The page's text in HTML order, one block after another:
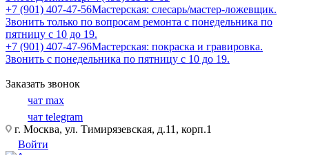
+7 (901) 407-47-56Мастерская: слесарь/мастер-ложевщик.
Звонить только по вопросам ремонта с понедельника по
пятницу с 10 до 19.
+7 (901) 407-47-96Мастерская: покраска и гравировка.
Звонить с понедельника по пятницу с 10 до 19.
Заказать звонок
чат max
чат telegram
г. Москва, ул. Тимирязевская, д.11, корп.1
Войти